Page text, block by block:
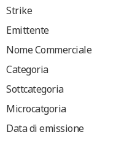
Strike
Emittente
Nome Commerciale
Categoria
Sottcategoria
Microcatgoria
Data di emissione